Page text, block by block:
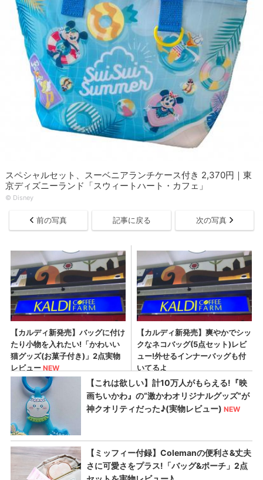
スペシャルセット、スーベニアランチケース付き 2,370円｜東
京ディズニーランド「スウィートハート・カフェ」
©︎ Disney
前の写真 記事に戻る 次の写真